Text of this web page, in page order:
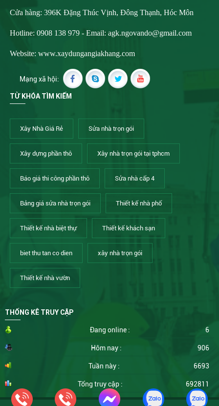
Cửa hàng: 396K Đặng Thúc Vịnh, Đông Thạnh, Hóc Môn
Hotline: 0908 138 979 - Email: agk.ngovando@gmail.com
Website: www.xaydungangiakhang.com
Mạng xã hội:
TỪ KHÓA TÌM KIẾM
Xây Nhà Giá Rẻ Sửa nhà trọn gói
Xây dựng phần thô Xây nhà trọn gói tại tphcm
Báo giá thi công phần thô Sửa nhà cấp 4
Bảng giá sửa nhà trọn gói Thiết kế nhà phố
Thiết kế nhà biệt thự Thiết kế khách sạn
biet thu tan co dien xây nhà trọn gói
Thiết kế nhà vườn
THỐNG KÊ TRUY CẬP
Đang online : 6
Hôm nay : 906
Tuần này : 6693
Tổng truy cập : 692811